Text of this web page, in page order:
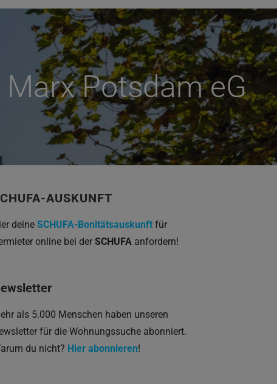
Marx Potsdam eG
AUSKUNFT
deineSCHUFA-Bonitätsauskunft für
online bei derSCHUFA anfordern!
als 5.000 Menschen haben unseren
für die Wohnungssuche abonniert.
du nicht? Hier abonnieren!